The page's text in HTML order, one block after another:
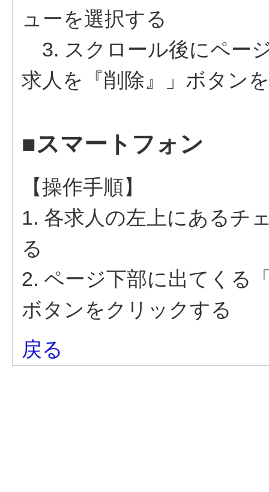
ューを選択する
3. スクロール後にペー
求人を『削除』」ボタン
■スマートフォン
【操作手順】
1. 各求人の左上にあるチ
る
2. ページ下部に出てくる
ボタンをクリックする
戻る